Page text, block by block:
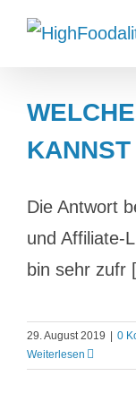
Zum
Inhalt
Die Antwort
und Affiliate-
bin sehr zufr
29. August 2019
0
Weiterlesen